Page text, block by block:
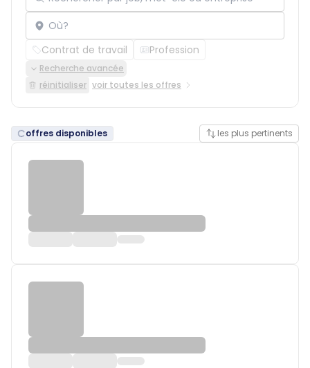
Localisation
Contrat de travail Profession
Recherche avancée
réinitialiser voir toutes les offres
offres disponibles les plus pertinents